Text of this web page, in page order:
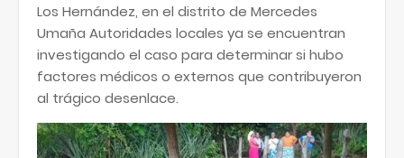
Los Hernández, en el distrito de Mercedes
Umaña Autoridades locales ya se encuentran
investigando el caso para determinar si hubo
factores médicos o externos que contribuyeron
al trágico desenlace.